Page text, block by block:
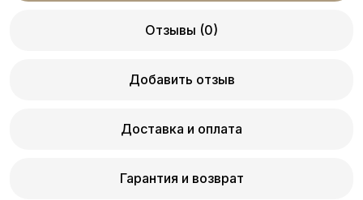
Отзывы (0)
Добавить отзыв
Доставка и оплата
Гарантия и возврат